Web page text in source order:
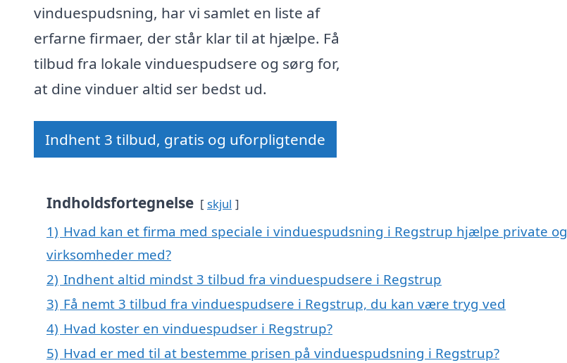
vinduespudsning, har vi samlet en liste af
erfarne firmaer, der står klar til at hjælpe. Få
tilbud fra lokale vinduespudsere og sørg for,
at dine vinduer altid ser bedst ud.
Indhent 3 tilbud, gratis og uforpligtende
Indholdsfortegnelse skjul
1) Hvad kan et firma med speciale i vinduespudsning i Regstrup hjælpe private og
virksomheder med?
2) Indhent altid mindst 3 tilbud fra vinduespudsere i Regstrup
3) Få nemt 3 tilbud fra vinduespudsere i Regstrup, du kan være tryg ved
4) Hvad koster en vinduespudser i Regstrup?
5) Hvad er med til at bestemme prisen på vinduespudsning i Regstrup?